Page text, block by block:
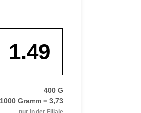
1.49
400 G
1000 Gramm = 3,73
nur in der Filiale